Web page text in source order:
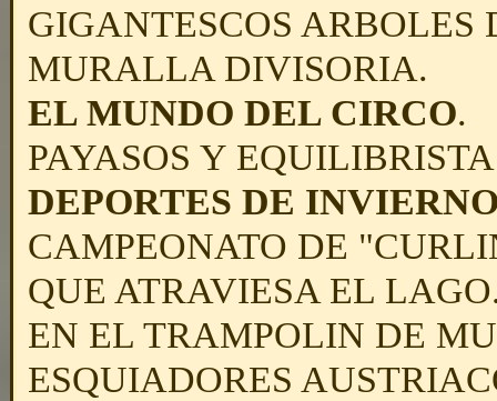
GIGANTESCOS
MURALLA DIVISORIA.
EL MUNDO DEL CIRCO.
PAYASOS Y
DEPORTES DE
CAMPEONATO DE
QUE ATRAVIESA EL
EN EL TRAMPOLIN DE
ESQUIADORES